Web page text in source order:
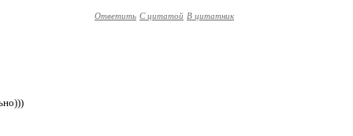
Ответить С цитатой В цитатник